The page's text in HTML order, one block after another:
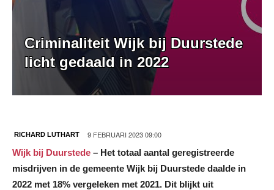
Criminaliteit Wijk bij Duurstede
licht gedaald in 2022
RICHARD LUTHART 9 FEBRUARI 2023 09:00
Wijk bij Duurstede – Het totaal aantal geregistreerde
misdrijven in de gemeente Wijk bij Duurstede daalde in
2022 met 18% vergeleken met 2021. Dit blijkt uit